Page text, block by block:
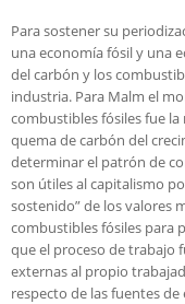
Para sostener su
una economía fósil y una
del carbón y los
industria. Para Malm el
combustibles fósiles fue
quema de carbón del
determinar el patrón de
son útiles al capitalismo
sostenido” de los valores
combustibles fósiles para
que el proceso de trabajo
externas al propio
respecto de las fuentes